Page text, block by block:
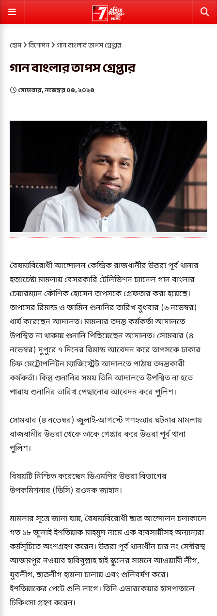
হোম বিনোদন গান বাংলার তাপস গ্রেপ্তার
গান বাংলার তাপস গ্রেপ্তার
সোমবার, নভেম্বর ০৪, ২০২৪
বৈষম্যবিরোধী আন্দোলন কেন্দ্রিক রাজধানীর উত্তরা পূর্ব থানার
হত্যাচেষ্টা মামলায় বেসরকারি টেলিভিশন চ্যানেল গান বাংলার
চেয়ারম্যান কৌশিক হোসেন তাপসকে গ্রেফতার করা হয়েছে।
তাপসের রিমান্ড ও জামিন শুনানির তারিখ বুধবার (৬ নভেম্বর)
ধার্য করেছেন আদালত। মামলার তদন্ত কর্মকর্তা আদালতে
উপস্থিত না থাকায় শুনানি পিছিয়েছেন আদালত। সোমবার (৪
নভেম্বর) দুপুরে ৭ দিনের রিমান্ড আবেদন করে তাপসকে ঢাকার
চিফ মেট্রোপলিটন ম্যাজিস্ট্রেট আদালতে পাঠায় তদন্তকারী
কর্মকর্তা। কিন্তু শুনানির সময় তিনি আদালতে উপস্থিত না হতে
পারায় শুনানির তারিখ পেছানোর আবেদন করে পুলিশ।
সোমবার (৪ নভেম্বর) জুলাই-আগস্টে গণহত্যার ঘটনার মামলায়
রাজধানীর উত্তরা থেকে তাকে গেপ্তার করে উত্তরা পূর্ব থানা
পুলিশ।
বিষয়টি নিশ্চিত করেছেন ডিএমপির উত্তরা বিভাগের
উপকমিশনার (ডিসি) রওনক জাহান।
মামলার সূত্রে জানা যায়, বৈষম্যবিরোধী ছাত্র আন্দোলন চলাকালে
গত ১৮ জুলাই ইশতিয়াক মাহমুদ নামে এক ব্যবসায়ীসহ অন্যান্যরা
কর্মসূচিতে অংশগ্রহণ করেন। উত্তরা পূর্ব থানাধীন চার নং সেক্টরস্থ
আজমপুর নওয়াব হাবিবুল্লাহ হাই স্কুলের সামনে আওয়ামী লীগ,
যুবলীগ, ছাত্রলীগ হামলা চালায় এবং গুলিবর্ষণ করে।
ইশতিয়াকের পেটে গুলি লাগে। তিনি এভারকেয়ার হাসপাতালে
চিকিৎসা গ্রহণ করেন।